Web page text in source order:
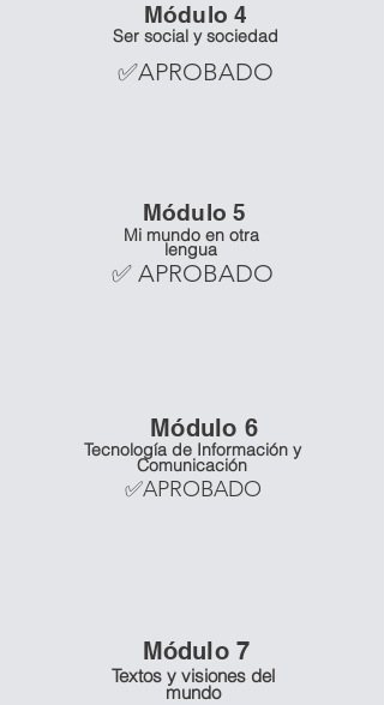
Módulo 4
Ser social y sociedad
✅APROBADO
Módulo 5
Mi mundo en otra
lengua
✅ APROBADO
Tecnología de Información y
Comunicación
Módulo 6
✅APROBADO
Módulo 7
Textos y visiones del
mundo